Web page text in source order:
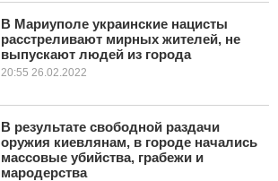
В Мариуполе украинские нацисты
расстреливают мирных жителей, не
выпускают людей из города
20:55 26.02.2022
В результате свободной раздачи
оружия киевлянам, в городе начались
массовые убийства, грабежи и
мародерства